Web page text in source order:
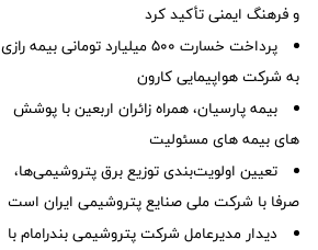
و فرهنگ ایمنی تأکید کرد
پرداخت خسارت ۵۰۰ میلیارد تومانی بیمه رازی
به شرکت هواپیمایی کارون
بیمه پارسیان، همراه زائران اربعین با پوشش
های بیمه های مسئولیت
تعیین اولویت‌بندی توزیع برق پتروشیمی‌ها،
صرفا با شرکت ملی صنایع پتروشیمی ایران است
دیدار مدیرعامل شرکت پتروشیمی بندرامام با